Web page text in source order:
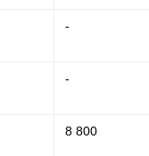
-
-
8 800